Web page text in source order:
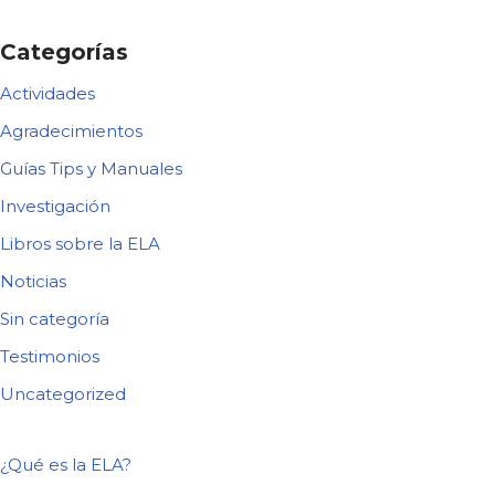
Categorías
Actividades
Agradecimientos
Guías Tips y Manuales
Investigación
Libros sobre la ELA
Noticias
Sin categoría
Testimonios
Uncategorized
¿Qué es la ELA?